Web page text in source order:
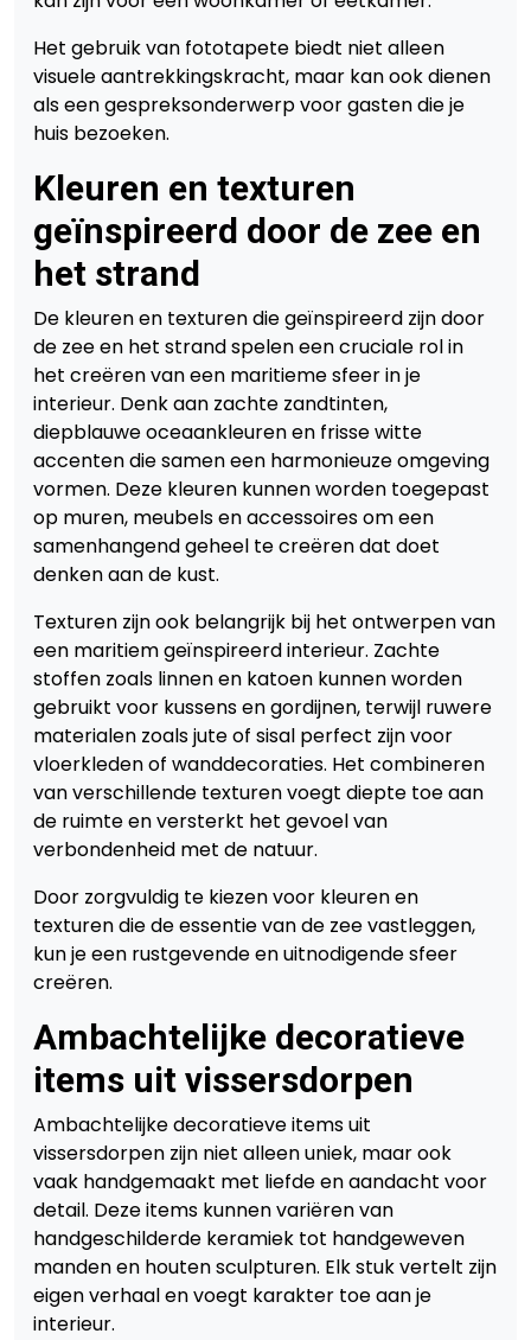
Het gebruik van fototapete biedt niet alleen
visuele aantrekkingskracht, maar kan ook dienen
als een gespreksonderwerp voor gasten die je
huis bezoeken.
Kleuren en texturen
geïnspireerd door de zee en
het strand
De kleuren en texturen die geïnspireerd zijn door
de zee en het strand spelen een cruciale rol in
het creëren van een maritieme sfeer in je
interieur. Denk aan zachte zandtinten,
diepblauwe oceaankleuren en frisse witte
accenten die samen een harmonieuze omgeving
vormen. Deze kleuren kunnen worden toegepast
op muren, meubels en accessoires om een
samenhangend geheel te creëren dat doet
denken aan de kust.
Texturen zijn ook belangrijk bij het ontwerpen van
een maritiem geïnspireerd interieur. Zachte
stoffen zoals linnen en katoen kunnen worden
gebruikt voor kussens en gordijnen, terwijl ruwere
materialen zoals jute of sisal perfect zijn voor
vloerkleden of wanddecoraties. Het combineren
van verschillende texturen voegt diepte toe aan
de ruimte en versterkt het gevoel van
verbondenheid met de natuur.
Door zorgvuldig te kiezen voor kleuren en
texturen die de essentie van de zee vastleggen,
kun je een rustgevende en uitnodigende sfeer
creëren.
Ambachtelijke decoratieve
items uit vissersdorpen
Ambachtelijke decoratieve items uit
vissersdorpen zijn niet alleen uniek, maar ook
vaak handgemaakt met liefde en aandacht voor
detail. Deze items kunnen variëren van
handgeschilderde keramiek tot handgeweven
manden en houten sculpturen. Elk stuk vertelt zijn
eigen verhaal en voegt karakter toe aan je
interieur.